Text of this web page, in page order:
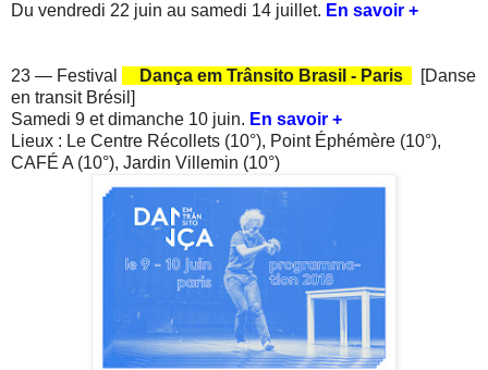
Du vendredi 22 juin au samedi 14 juillet. En savoir +
23 — Festival Dança em Trânsito Brasil - Paris
[Danse
en transit Brésil]
Samedi 9 et dimanche 10 juin. En savoir +
Lieux : Le Centre Récollets (10°), Point Éphémère (10°),
CAFÉ A (10°), Jardin Villemin (10°)